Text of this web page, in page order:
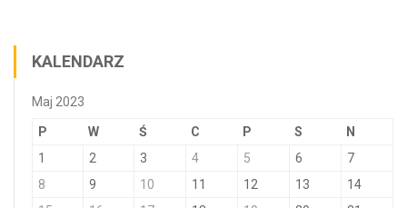
KALENDARZ
Maj 2023
P W Ś C P S N
1 2 3 4 5 6
7
8
9 10 11 12 13
14